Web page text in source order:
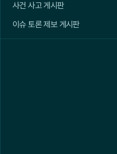
사건 사고 게시판
이슈 토론 제보 게시판